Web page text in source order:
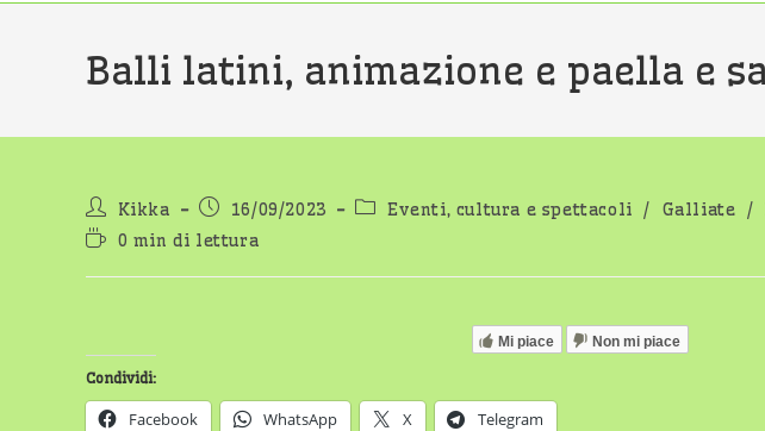
Balli latini, animazione e paella e
Autore
dell'articolo:
Kikka
Articolo
pubblicato:
16/09/2023
Categoria
Eventi, cultura e spettacoli / Galliate /
Tempo
lettura:
0 min di lettura
Mi piace Non mi piace
Condividi:
Facebook WhatsApp X Telegram